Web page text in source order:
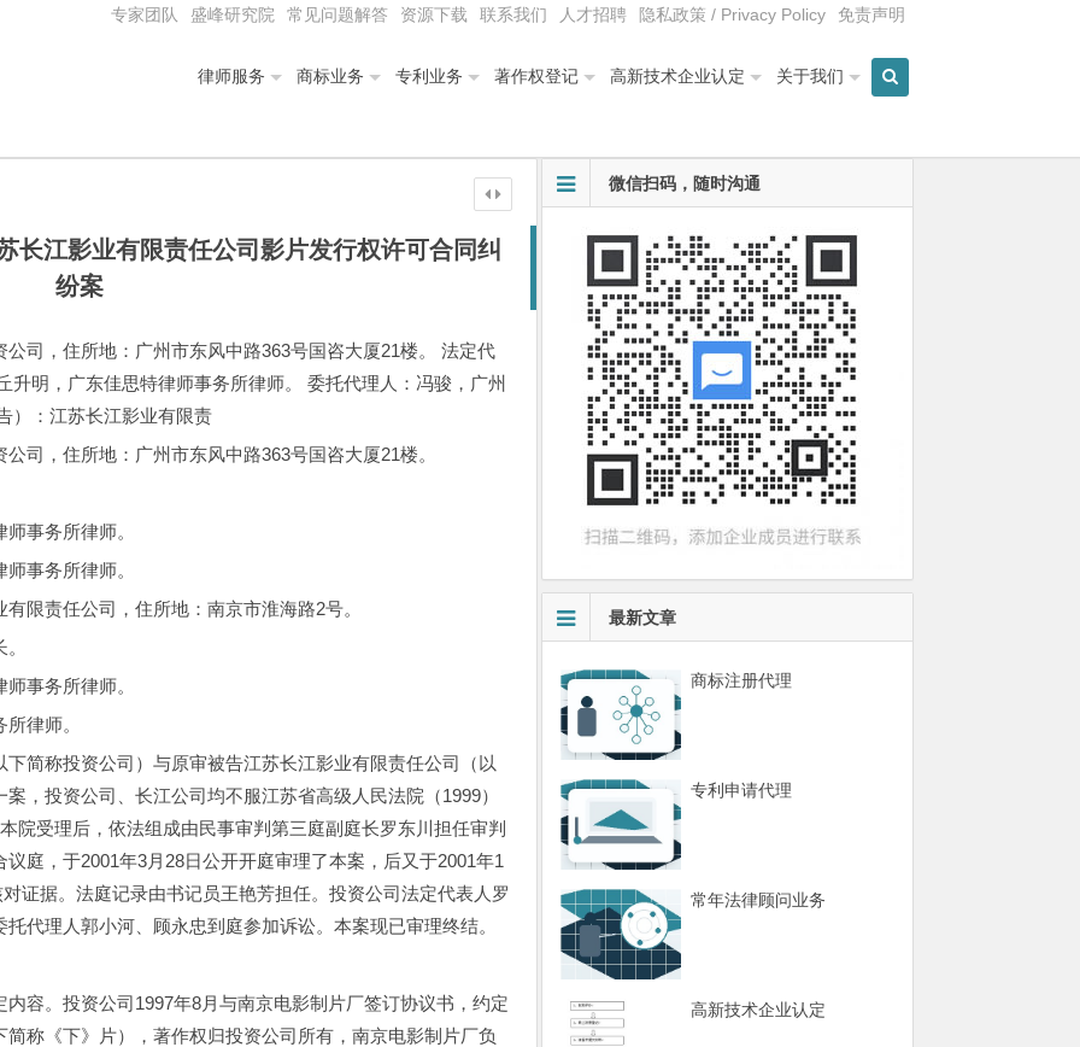
专家团队 盛峰研究院 常见问题解答 资源下载 联系我们 人才招聘 隐私政策 / Privacy Policy 免责声明
律师服务 商标业务 专利业务 著作权登记 高新技术企业认定 关于我们
长江影业有限责任公司影片发行权许可合同纠
纷案
公司，住所地：广州市东风中路363号国咨大厦21楼。 法定代
明，广东佳思特律师事务所律师。 委托代理人：冯骏，广州
）：江苏长江影业有限责
公司，住所地：广州市东风中路363号国咨大厦21楼。
事务所律师。
事务所律师。
责任公司，住所地：南京市淮海路2号。
事务所律师。
律师。
称投资公司）与原审被告江苏长江影业有限责任公司（以
案，投资公司、长江公司均不服江苏省高级人民法院（1999）
院受理后，依法组成由民事审判第三庭副庭长罗东川担任审判
庭，于2001年3月28日公开开庭审理了本案，后又于2001年1
证据。法庭记录由书记员王艳芳担任。投资公司法定代表人罗
代理人郭小河、顾永忠到庭参加诉讼。本案现已审理终结。
。投资公司1997年8月与南京电影制片厂签订协议书，约定
称《下》片），著作权归投资公司所有，南京电影制片厂负
微信扫码，随时沟通
最新文章
商标注册代理
专利申请代理
常年法律顾问业务
高新技术企业认定